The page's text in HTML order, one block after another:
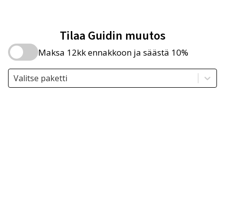
Tilaa Guidin muutos
Maksa 12kk ennakkoon ja säästä 10%
Valitse paketti